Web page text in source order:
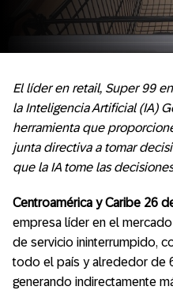
El líder en retail, Super 99
la Inteligencia Artificial (IA)
herramienta que
junta directiva a tomar
que la IA tome las
Centroamérica y Caribe 26
empresa líder en el
de servicio ininterrumpido,
todo el país y alrededor de
generando indirectamente